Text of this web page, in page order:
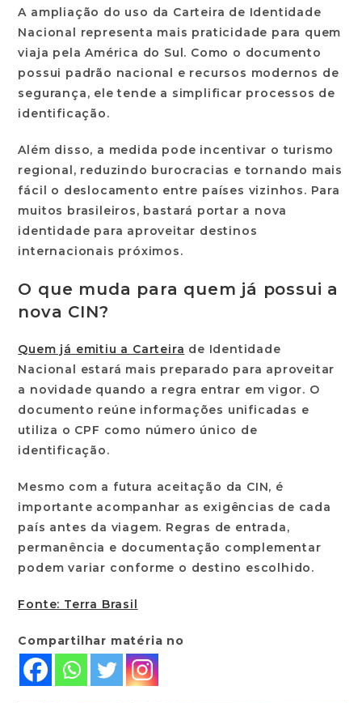
A ampliação do uso da Carteira de Identidade
Nacional
representa mais praticidade para quem
viaja pela América do Sul. Como o documento
possui padrão nacional e recursos modernos de
segurança, ele tende a simplificar processos de
identificação.
Além disso, a medida pode incentivar o turismo
regional, reduzindo burocracias e tornando mais
fácil o deslocamento entre países vizinhos. Para
muitos brasileiros, bastará portar a nova
identidade para aproveitar destinos
internacionais próximos.
O que muda para quem já possui a
nova CIN?
Quem já emitiu a Carteira de Identidade
Nacional
estará mais preparado para aproveitar
a novidade quando a regra entrar em vigor. O
documento reúne informações unificadas e
utiliza o CPF como número único de
identificação.
Mesmo com a futura aceitação da CIN, é
importante acompanhar as exigências de cada
país antes da viagem. Regras de entrada,
permanência e documentação complementar
podem variar conforme o destino escolhido.
Fonte: Terra Brasil
Compartilhar matéria no